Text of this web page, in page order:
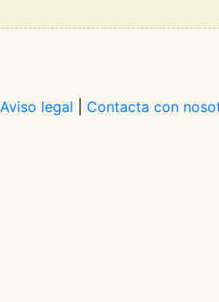
Aviso legal Contacta con